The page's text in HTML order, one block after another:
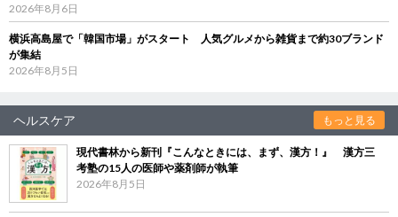
2026年8月6日
横浜高島屋で「韓国市場」がスタート 人気グルメから雑貨まで約30ブランド
が集結
2026年8月5日
ヘルスケア もっと見る
現代書林から新刊『こんなときには、まず、漢方！』 漢方三
考塾の15人の医師や薬剤師が執筆
2026年8月5日